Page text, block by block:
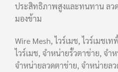
ประสิทธิภาพสูงและทนทาน ลว
มองข้าม
Wire Mesh, ไวร์เมช, ไวร์เมชเ
ไวร์เมช, จำหน่ายรั้วตาข่าย, จำ
จำหน่ายลวดตาข่าย, จำหน่ายล